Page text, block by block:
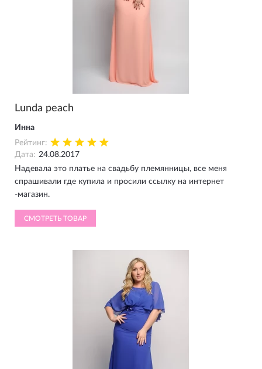
Lunda peach
Инна
Рейтинг:
Дата: 24.08.2017
Надевала это платье на свадьбу племянницы, все меня
спрашивали где купила и просили ссылку на интернет
-магазин.
СМОТРЕТЬ ТОВАР